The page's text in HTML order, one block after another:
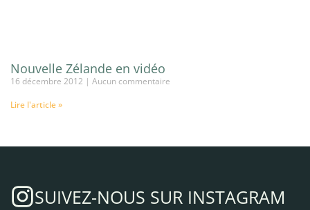
Nouvelle Zélande en vidéo
16 décembre 2012
Aucun commentaire
Lire l'article »
SUIVEZ-NOUS SUR INSTAGRAM